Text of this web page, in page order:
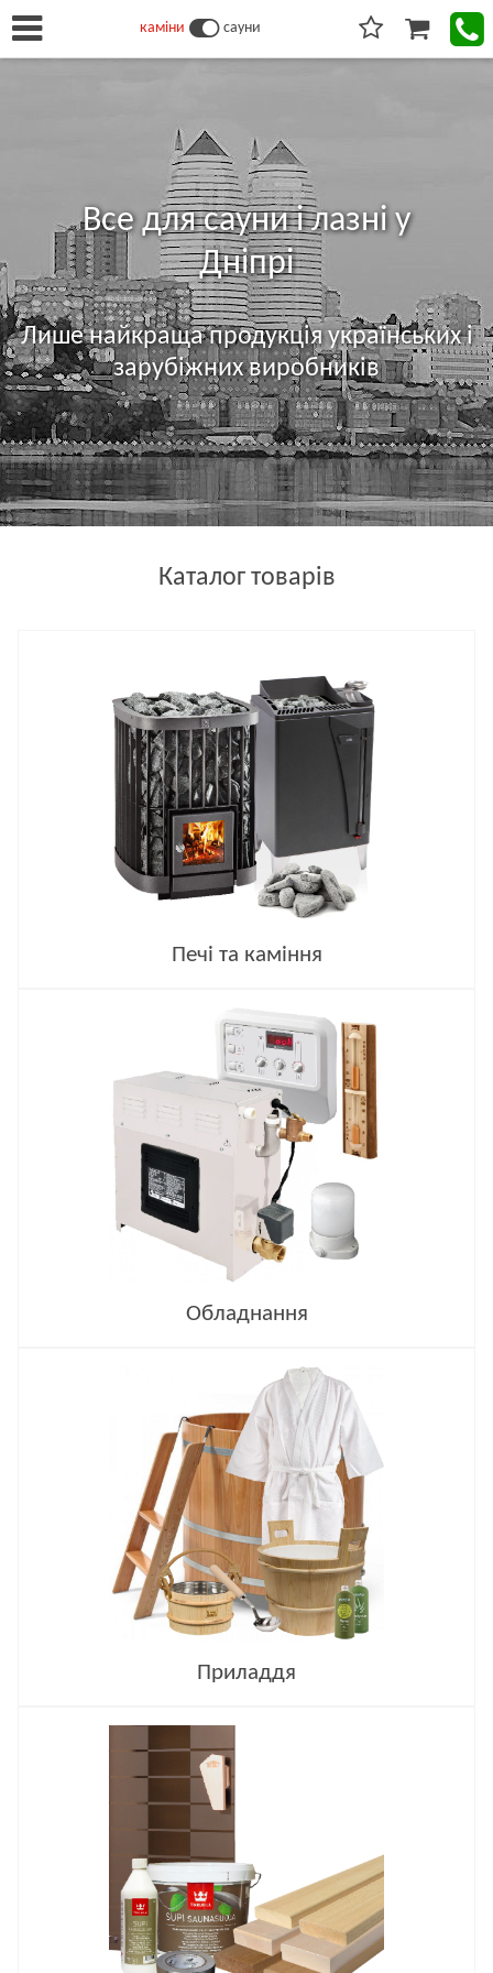
каміни сауни
Все для сауни і лазні у
Дніпрі
Лише найкраща продукція українських і
зарубіжних виробників
Каталог товарів
Печі та каміння
Обладнання
Приладдя